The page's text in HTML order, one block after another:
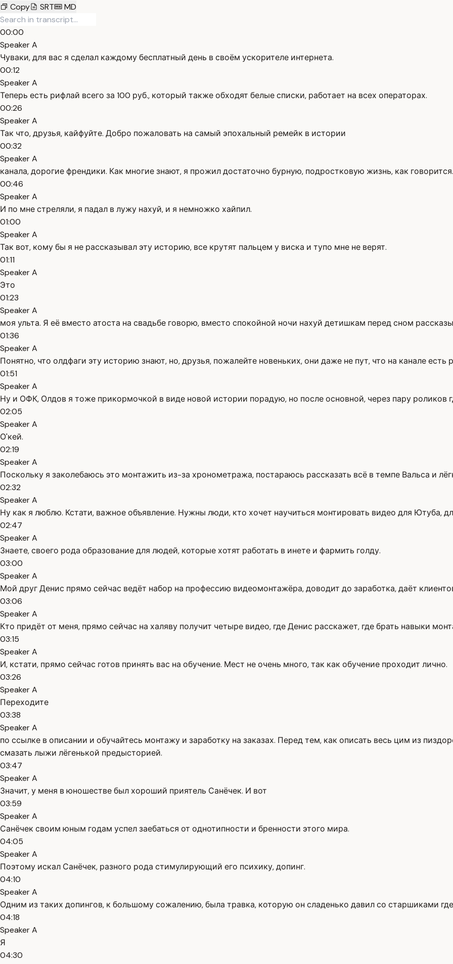
Copy
SRT MD
00:00
Speaker A
Чуваки, для вас я сделал каждому бесплатный день в своём ускорителе интернета.
00:12
Speaker A
Теперь есть рифлай всего за 100 руб., который также обходят белые списки, работает на всех операторах.
00:26
Speaker A
Так что, друзья, кайфуйте. Добро пожаловать на самый эпохальный ремейк в истории
00:32
Speaker A
канала, дорогие френдики. Как многие знают, я прожил достаточно бурную, подростковую жизнь, как говорится.
00:46
Speaker A
И по мне стреляли, я падал в лужу нахуй, и я немножко хайпил.
01:00
Speaker A
Так вот, кому бы я не рассказывал эту историю, все крутят пальцем у виска и тупо мне не верят.
01:11
Speaker A
Это
01:23
Speaker A
моя ульта. Я её вместо атоста на свадьбе говорю, вместо спокойной ночи нахуй детишкам перед сном
01:36
Speaker A
Понятно, что олдфаги эту историю знают, но, друзья, пожалейте новеньких, они даже не пут, что на канале
01:51
Speaker A
Ну и ОФК, Олдов я тоже прикормочкой в виде новой истории порадую, но после основной, через пару роликов
02:05
Speaker A
О'кей.
02:19
Speaker A
Поскольку я заколебаюсь это монтажить из-за хронометража, постараюсь рассказать всё в темпе Вальса и
02:32
Speaker A
Ну как я люблю. Кстати, важное объявление. Нужны люди, кто хочет научиться монтировать видео для Ютуба,
02:47
Speaker A
Знаете, своего рода образование для людей, которые хотят работать в инете и фармить голду.
03:00
Speaker A
Мой друг Денис прямо сейчас ведёт набор на профессию видеомонтажёра, доводит до заработка, даёт
03:06
Speaker A
Кто придёт от меня, прямо сейчас на халяву получит четыре видео, где Денис расскажет, где брать навыки
03:15
Speaker A
И, кстати, прямо сейчас готов принять вас на обучение. Мест не очень много, так как обучение проходит лично.
03:26
Speaker A
Переходите
03:38
Speaker A
по ссылке в описании и обучайтесь монтажу и заработку на заказах. Перед тем, как описать весь цим из
смазать лыжи лёгенькой предысторией.
03:47
Speaker A
Значит, у меня в юношестве был хороший приятель Санёчек. И вот
03:59
Speaker A
Санёчек своим юным годам успел заебаться от однотипности и бренности этого мира.
04:05
Speaker A
Поэтому искал Санёчек, разного рода стимулирующий его психику, допинг.
04:10
Speaker A
Одним из таких допингов, к большому сожалению, была травка, которую он сладенько давил со старшиками
04:18
Speaker A
Я
04:30